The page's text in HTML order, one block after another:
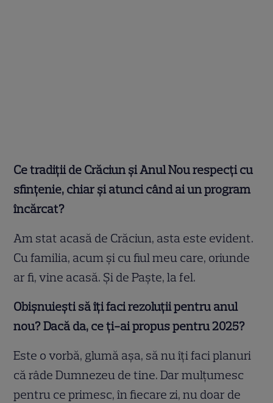
Ce tradiții de Crăciun și Anul Nou respecți cu
sfințenie, chiar și atunci când ai un program
încărcat?
Am stat acasă de Crăciun, asta este evident.
Cu familia, acum şi cu fiul meu care, oriunde
ar fi, vine acasă. Şi de Paşte, la fel.
Obișnuiești să îți faci rezoluții pentru anul
nou? Dacă da, ce ți-ai propus pentru 2025?
Este o vorbă, glumă aşa, să nu îţi faci planuri
că râde Dumnezeu de tine. Dar mulţumesc
pentru ce primesc, în fiecare zi, nu doar de